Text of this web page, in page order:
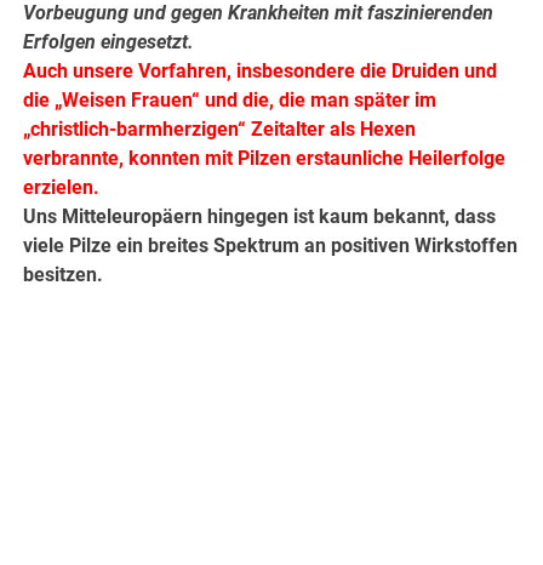
Vorbeugung und gegen Krankheiten mit faszinierenden
Erfolgen eingesetzt.
Auch unsere Vorfahren, insbesondere die Druiden und
die „Weisen Frauen“ und die, die man später im
„christlich-barmherzigen“ Zeitalter als Hexen
verbrannte, konnten mit Pilzen erstaunliche Heilerfolge
erzielen.
Uns Mitteleuropäern hingegen ist kaum bekannt, dass
viele Pilze ein breites Spektrum an positiven Wirkstoffen
besitzen.